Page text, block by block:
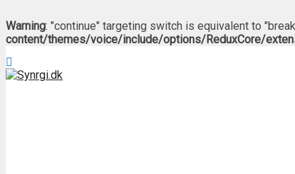
Warning: "continue" targeting switch is equivalent to
content/themes/voice/include/options/ReduxCore/